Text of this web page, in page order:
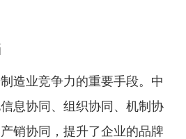
造业竞争力的重要手段。中
息协同、组织协同、机制协
销协同，提升了企业的品牌